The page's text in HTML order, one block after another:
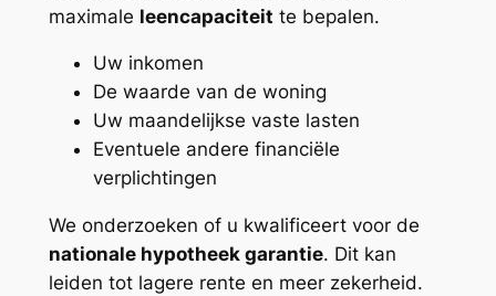
maximale leencapaciteit te bepalen.
Uw inkomen
De waarde van de woning
Uw maandelijkse vaste lasten
Eventuele andere financiële
verplichtingen
We onderzoeken of u kwalificeert voor de
nationale hypotheek garantie. Dit kan
leiden tot lagere rente en meer zekerheid.